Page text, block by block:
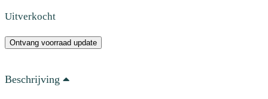
was:
€ 2,77.€ 0,83.
Uitverkocht
Ontvang voorraad update
Beschrijving